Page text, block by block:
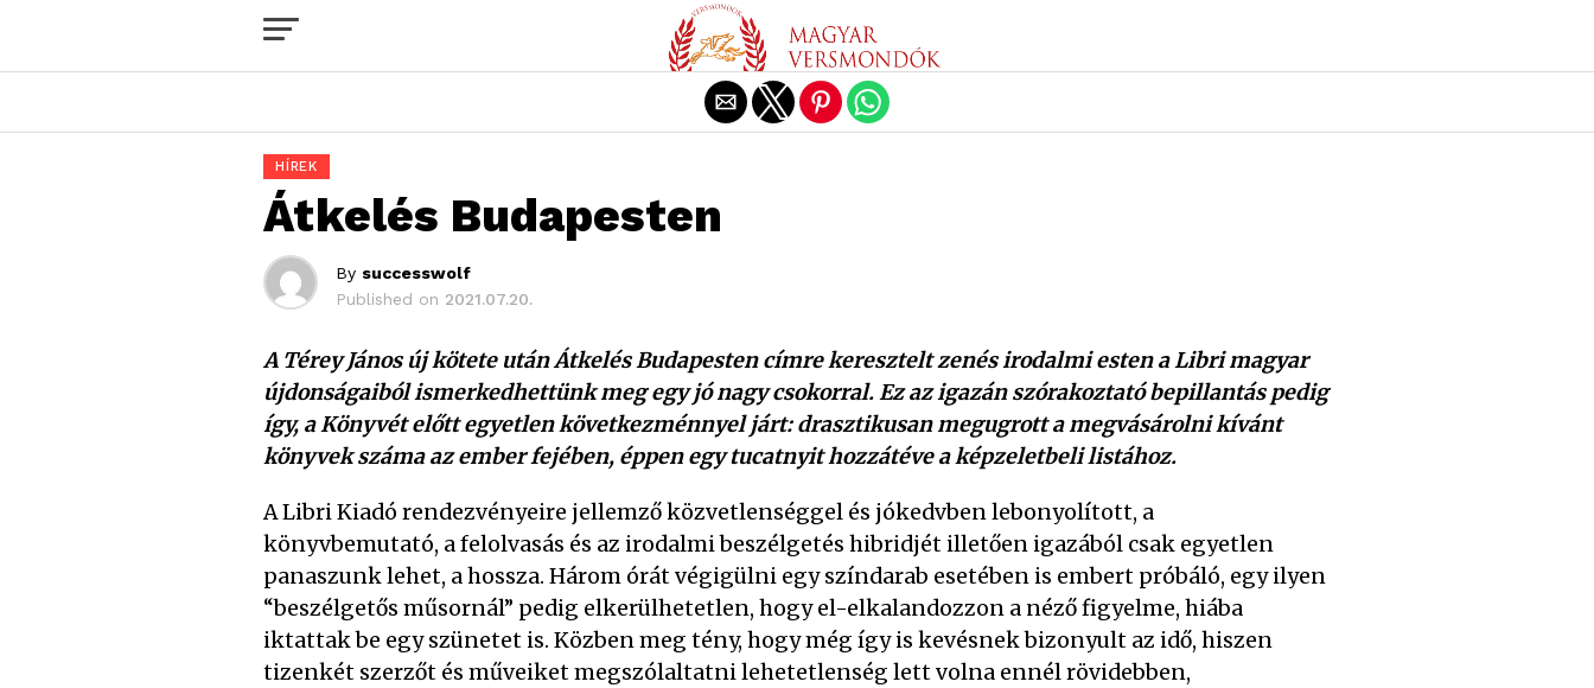
HÍREK
Átkelés Budapesten
By successwolf
Published on 2021.07.20.
A Térey János új kötete után Átkelés Budapesten címre keresztelt zenés irodalmi esten a Libri magyar
újdonságaiból ismerkedhettünk meg egy jó nagy csokorral. Ez az igazán szórakoztató bepillantás pedig
így, a Könyvét előtt egyetlen következménnyel járt: drasztikusan megugrott a megvásárolni kívánt
könyvek száma az ember fejében, éppen egy tucatnyit hozzátéve a képzeletbeli listához.
A Libri Kiadó rendezvényeire jellemző közvetlenséggel és jókedvben lebonyolított, a
könyvbemutató, a felolvasás és az irodalmi beszélgetés hibridjét illetően igazából csak egyetlen
panaszunk lehet, a hossza. Három órát végigülni egy színdarab esetében is embert próbáló, egy ilyen
“beszélgetős műsornál” pedig elkerülhetetlen, hogy el-elkalandozzon a néző figyelme, hiába
iktattak be egy szünetet is. Közben meg tény, hogy még így is kevésnek bizonyult az idő, hiszen
tizenkét szerzőt és műveiket megszólaltatni lehetetlenség lett volna ennél rövidebben,
Exit mobile version